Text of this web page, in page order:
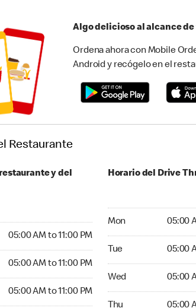
Algo delicioso al alcance de
Ordena ahora con Mobile
Android y recógelo en el
Restaurante
y del
05:00 AM to 11:00 PM
05:00 AM to 11:00 PM
05:00 AM to 11:00 PM
Horario del Drive
Mon 05:00
Tue 05:00
Wed 05:00
Thu 05:00